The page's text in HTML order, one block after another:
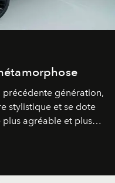
précédente génération,
stylistique et se dote
agréable et plus
C5 Aircross a